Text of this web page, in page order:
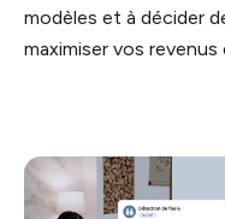
modèles et à décider
maximiser vos